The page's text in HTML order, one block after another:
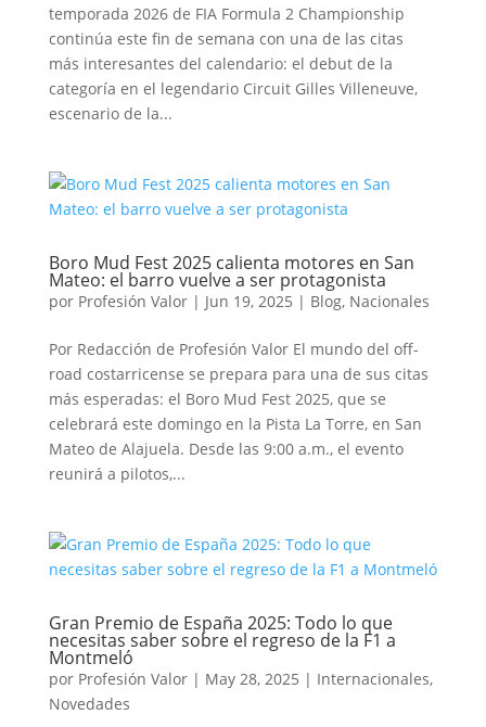
temporada 2026 de FIA Formula 2 Championship
continúa este fin de semana con una de las citas
más interesantes del calendario: el debut de la
categoría en el legendario Circuit Gilles Villeneuve,
escenario de la...
Boro Mud Fest 2025 calienta motores en San
Mateo: el barro vuelve a ser protagonista
por Profesión Valor| Jun 19, 2025 | Blog, Nacionales
Por Redacción de Profesión Valor El mundo del off-
road costarricense se prepara para una de sus citas
más esperadas: el Boro Mud Fest 2025, que se
celebrará este domingo en la Pista La Torre, en San
Mateo de Alajuela. Desde las 9:00 a.m., el evento
reunirá a pilotos,...
Gran Premio de España 2025: Todo lo que
necesitas saber sobre el regreso de la F1 a
Montmeló
por Profesión Valor| May 28, 2025 | Internacionales,
Novedades